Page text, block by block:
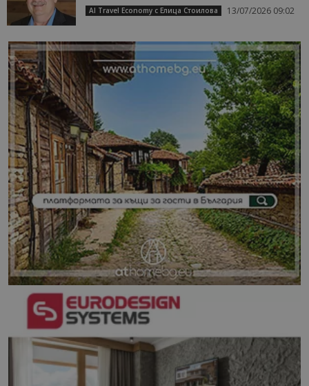
AI Travel Economy с Елица Стоилова 13/07/2026 09:02